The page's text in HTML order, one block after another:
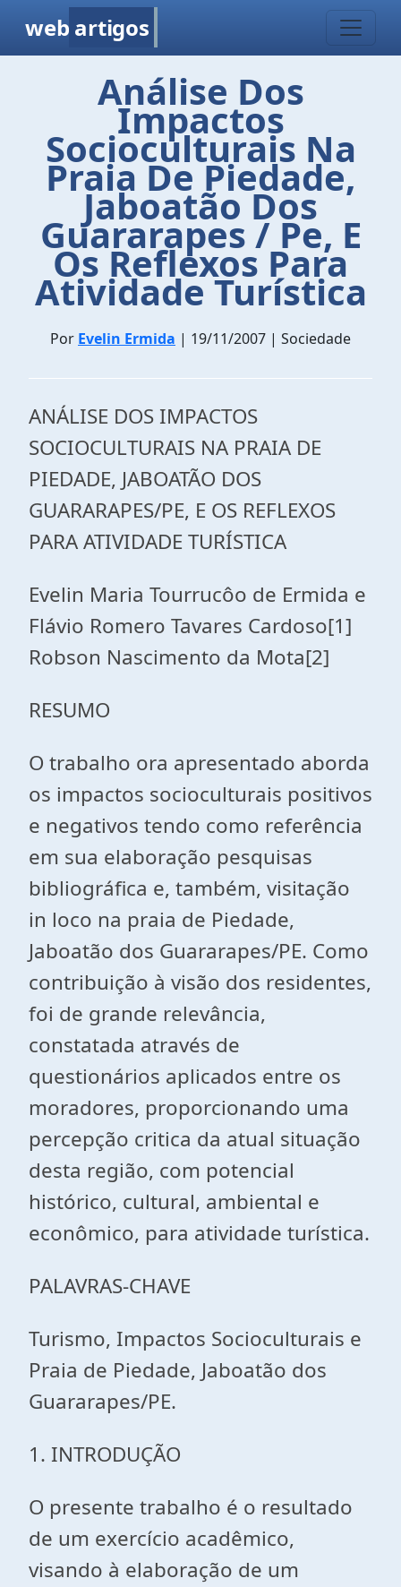
web artigos
Análise Dos
Impactos
Socioculturais Na
Praia De Piedade,
Jaboatão Dos
Guararapes / Pe, E
Os Reflexos Para
Atividade Turística
Por Evelin Ermida | 19/11/2007 | Sociedade
ANÁLISE DOS IMPACTOS
SOCIOCULTURAIS NA PRAIA DE
PIEDADE, JABOATÃO DOS
GUARARAPES/PE, E OS REFLEXOS
PARA ATIVIDADE TURÍSTICA
Evelin Maria Tourrucôo de Ermida e
Flávio Romero Tavares Cardoso[1]
Robson Nascimento da Mota[2]
RESUMO
O trabalho ora apresentado aborda
os impactos socioculturais positivos
e negativos tendo como referência
em sua elaboração pesquisas
bibliográfica e, também, visitação
in loco na praia de Piedade,
Jaboatão dos Guararapes/PE. Como
contribuição à visão dos residentes,
foi de grande relevância,
constatada através de
questionários aplicados entre os
moradores, proporcionando uma
percepção critica da atual situação
desta região, com potencial
histórico, cultural, ambiental e
econômico, para atividade turística.
PALAVRAS-CHAVE
Turismo, Impactos Socioculturais e
Praia de Piedade, Jaboatão dos
Guararapes/PE.
1. INTRODUÇÃO
O presente trabalho é o resultado
de um exercício acadêmico,
visando à elaboração de um